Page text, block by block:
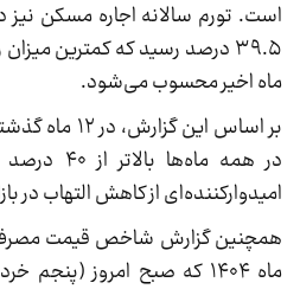
است. تورم سالانه اجاره مسکن نیز
ماه اخیر محسوب می‌شود.
بر اساس این
در همه
امیدوارکننده‌ای از کاهش التهاب در
همچنین گزارش شاخص قیمت
ماه ۱۴۰۴ که صبح امروز